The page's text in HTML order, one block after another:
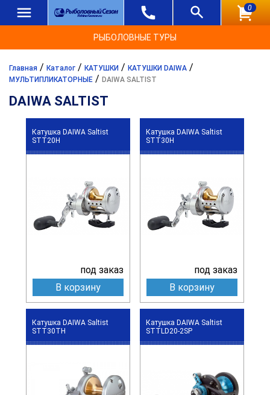
0
РЫБОЛОВНЫЕ ТУРЫ
Главная / Каталог / КАТУШКИ / КАТУШКИ DAIWA /
МУЛЬТИПЛИКАТОРНЫЕ / DAIWA SALTIST
DAIWA SALTIST
Катушка DAIWA Saltist
STT20H
под заказ
В корзину
Катушка DAIWA Saltist
STT30H
под заказ
В корзину
Катушка DAIWA Saltist
STT30TH
Катушка DAIWA Saltist
STTLD20-2SP